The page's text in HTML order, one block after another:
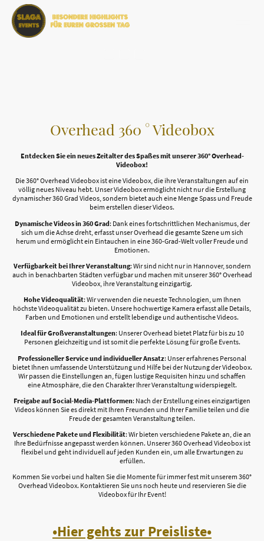
Overhead 360 ° Videobox
Entdecken Sie ein neues Zeitalter des Spaßes mit unserer 360° Overhead-
Videobox!
Die 360° Overhead Videobox ist eine Videobox, die ihre Veranstaltungen auf ein
völlig neues Niveau hebt. Unser Videobox ermöglicht nicht nur die Erstellung
dynamischer 360 Grad Videos, sondern bietet auch eine Menge Spass und Freude
beim erstellen dieser Videos.
Dynamische Videos in 360 Grad: Dank eines fortschrittlichen Mechanismus, der
sich um die Achse dreht, erfasst unser Overhead die gesamte Szene um sich
herum und ermöglicht ein Eintauchen in eine 360-Grad-Welt voller Freude und
Emotionen.
Verfügbarkeit bei Ihrer Veranstaltung: Wir sind nicht nur in Hannover, sondern
auch in benachbarten Städten verfügbar und machen mit unserer 360° Overhead
Videobox, ihre Veranstaltung einzigartig.
Hohe Videoqualität: Wir verwenden die neueste Technologien, um Ihnen
höchste Videoqualität zu bieten. Unsere hochwertige Kamera erfasst alle Details,
Farben und Emotionen und erstellt lebendige und authentische Videos.
Ideal für Großveranstaltungen: Unserer Overhead bietet Platz für bis zu 10
Personen gleichzeitig und ist somit die perfekte Lösung für große Events.
Professioneller Service und individueller Ansatz: Unser erfahrenes Personal
bietet Ihnen umfassende Unterstützung und Hilfe bei der Nutzung der Videobox.
Wir passen die Einstellungen an, fügen lustige Requisiten hinzu und schaffen
eine Atmosphäre, die den Charakter Ihrer Veranstaltung widerspiegelt.
Freigabe auf Social-Media-Plattformen: Nach der Erstellung eines einzigartigen
Videos können Sie es direkt mit Ihren Freunden und Ihrer Familie teilen und die
Freude der gesamten Veranstaltung teilen.
Verschiedene Pakete und Flexibilität: Wir bieten verschiedene Pakete an, die an
Ihre Bedürfnisse angepasst werden können. Unserer 360 Overhead Videobox ist
flexibel und geht individuell auf jeden Kunden ein, um alle Erwartungen zu
erfüllen.
Kommen Sie vorbei und halten Sie die Momente für immer fest mit unserem 360°
Overhead Videobox. Kontaktieren Sie uns noch heute und reservieren Sie die
Videobox für Ihr Event!
•Hier gehts zur Preisliste•